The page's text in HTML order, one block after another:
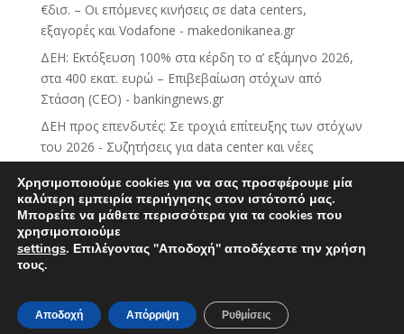
€δισ. – Οι επόμενες κινήσεις σε data centers,
εξαγορές και Vodafone - makedonikanea.gr
ΔΕΗ: Εκτόξευση 100% στα κέρδη το α’ εξάμηνο 2026,
στα 400 εκατ. ευρώ – Επιβεβαίωση στόχων από
Στάσση (CEO) - bankingnews.gr
ΔΕΗ προς επενδυτές: Σε τροχιά επίτευξης των στόχων
του 2026 - Συζητήσεις για data center και νέες
ΔΕΗ: Ισχυρό α΄ εξάμηνο με προσαρμοσμένο EBITDA
στα €1,2 δισ. - newmoney.gr
Γιώργος Στάσσης (ΔΕΗ): Παραμένουμε σε τροχιά
επίτευξης των στόχων μας - mononews.gr
Χρησιμοποιούμε cookies για να σας προσφέρουμε μία
καλύτερη εμπειρία περιήγησης στον ιστότοπό μας.
Μπορείτε να μάθετε περισσότερα για τα cookies που
χρησιμοποιούμε
settings. Επιλέγοντας "Αποδοχή" αποδέχεστε την χρήση
τους.
Αποδοχή Απόρριψη Ρυθμίσεις